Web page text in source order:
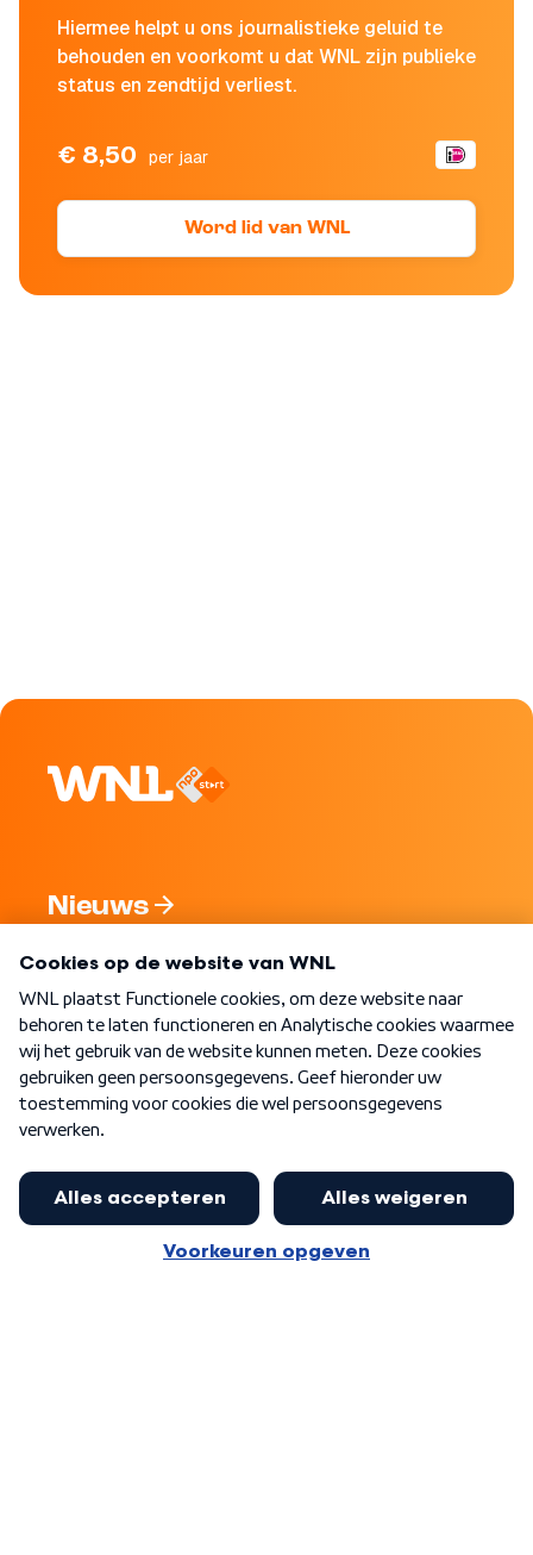
Hiermee helpt u ons journalistieke geluid te
behouden en voorkomt u dat WNL zijn publieke
status en zendtijd verliest.
€ 8,50 per jaar
Word lid van WNL
Nieuws
Nieuwsbrief
Word Lid